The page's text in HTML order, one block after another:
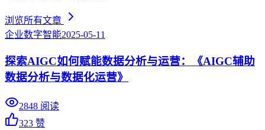
浏览所有文章
企业数字智能2025-05-11
探索AIGC如何赋能数据分析与运营：《AIGC辅助
数据分析与数据化运营》
2848 阅读
323 赞